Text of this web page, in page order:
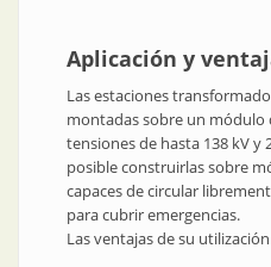
Aplicación y
Las estaciones
montadas sobre un módulo
tensiones de hasta 138 kV y
posible construirlas sobre
capaces de circular
para cubrir emergencias.
Las ventajas de su